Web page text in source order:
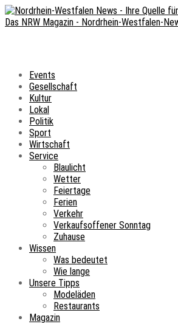
Events
Gesellschaft
Kultur
Lokal
Politik
Sport
Wirtschaft
Service
Blaulicht
Wetter
Feiertage
Ferien
Verkehr
Verkaufsoffener Sonntag
Zuhause
Wissen
Was bedeutet
Wie lange
Unsere Tipps
Modeläden
Restaurants
Magazin